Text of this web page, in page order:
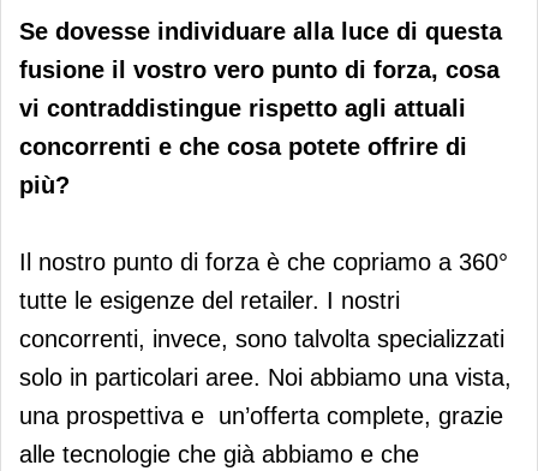
Se dovesse individuare alla luce di questa
fusione il vostro vero punto di forza, cosa
vi contraddistingue rispetto agli attuali
concorrenti e che cosa potete offrire di
più?
Il nostro punto di forza è che copriamo a 360°
tutte le esigenze del retailer. I nostri
concorrenti, invece, sono talvolta specializzati
solo in particolari aree. Noi abbiamo una vista,
una prospettiva e un’offerta complete, grazie
alle tecnologie che già abbiamo e che